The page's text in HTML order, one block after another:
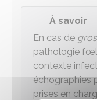
À savoir
En cas de
pathologie
contexte
échographies
prises en